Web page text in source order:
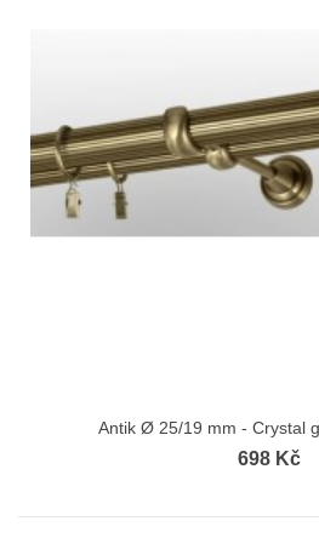
Antik Ø 25/19 mm - Crystal
698 Kč